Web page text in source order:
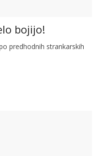
bojijo!
predhodnih strankarskih